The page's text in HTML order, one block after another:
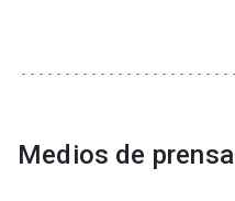
Medios de prensa